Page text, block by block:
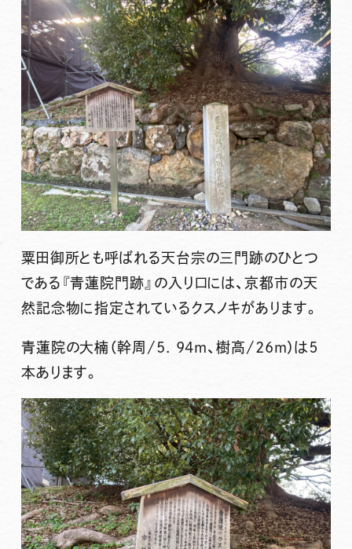
粟田御所とも呼ばれる天台宗の三門跡のひとつ
である『青蓮院門跡』の入り口には、京都市の天
然記念物に指定されているクスノキがあります。
青蓮院の大楠（幹周/5. 94m、樹高/26m）は５
本あります。